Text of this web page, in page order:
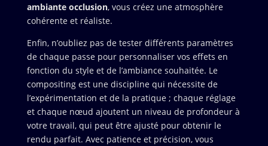
ambiante occlusion, vous créez une atmosphère
cohérente et réaliste.
Enfin, n’oubliez pas de tester différents paramètres
de chaque passe pour personnaliser vos effets en
fonction du style et de l’ambiance souhaitée. Le
compositing est une discipline qui nécessite de
l’expérimentation et de la pratique ; chaque réglage
et chaque nœud ajoutent un niveau de profondeur à
votre travail, qui peut être ajusté pour obtenir le
rendu parfait. Avec patience et précision, vous